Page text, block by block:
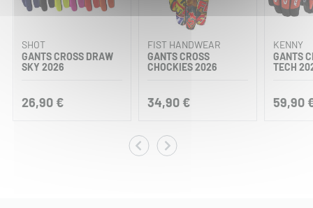
SHOT
GANTS CROSS DRAW
SKY 2026
26,90 €
FIST HANDWEAR
GANTS CROSS
CHOCKIES 2026
34,90 €
KENNY
GANTS
TECH
59,90